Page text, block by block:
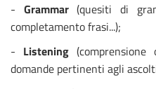
- Grammar(quesiti di
completamento frasi...);
- Listening
domande pertinenti agli